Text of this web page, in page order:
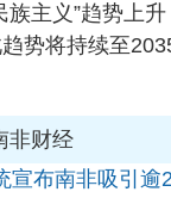
族主义”趋势上
势将持续至
非财经
宣布南非吸引逾